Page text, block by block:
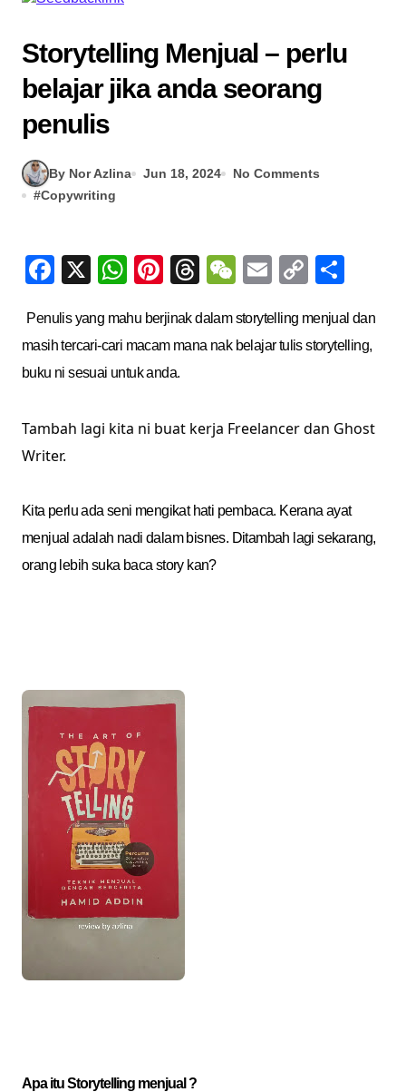
Storytelling Menjual – perlu
belajar jika anda seorang
penulis
By Nor Azlina Jun 18, 2024
No Comments
#Copywriting
Facebook
X WhatsApp
Pinterest
Threads
WeChat
EmailCopy
Penulis yang mahu berjinak dalam storytelling menjual dan
masih tercari-cari macam mana nak belajar tulis storytelling,
buku ni sesuai untuk anda.
Tambah lagi kita ni buat kerja Freelancer dan Ghost
Writer.
Kita perlu ada seni mengikat hati pembaca. Kerana ayat
menjual adalah nadi dalam bisnes. Ditambah lagi sekarang,
orang lebih suka baca story kan?
Apa itu Storytelling menjual ?